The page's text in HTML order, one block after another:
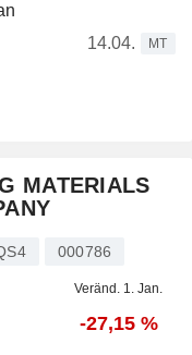
14.04.
MT
MATERIALS
000786
Veränd. 1. Jan.
-27,15 %